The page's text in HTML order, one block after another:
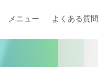
メニュー よくある質問